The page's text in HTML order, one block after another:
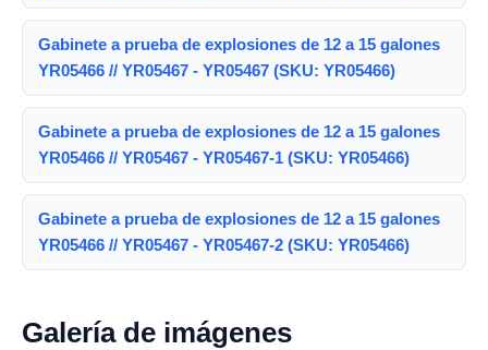
Gabinete a prueba de explosiones de 12 a 15 galones
YR05466 // YR05467 - YR05467 (SKU: YR05466)
Gabinete a prueba de explosiones de 12 a 15 galones
YR05466 // YR05467 - YR05467-1 (SKU: YR05466)
Gabinete a prueba de explosiones de 12 a 15 galones
YR05466 // YR05467 - YR05467-2 (SKU: YR05466)
Galería de imágenes